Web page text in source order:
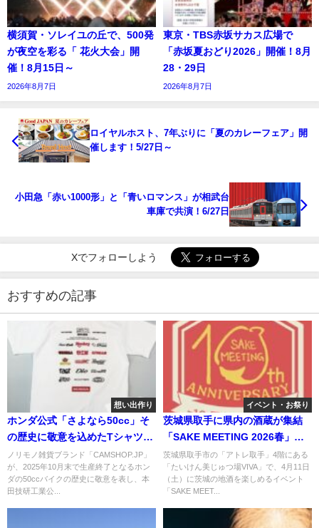
横須賀・ソレイユの丘で、500発
が夜空を彩る「 花火大会」開
催！8月15日～
2026年8月7日
東京・TBS赤坂サカス広場で
「赤坂夏おどり2026」開催！8月
28・29日
2026年8月7日
ロイヤルホスト、7年ぶりに「夏のカレーフェア」開
催します！5/27日～
小田急「赤い1000形」と「青いロマンス」が相武台
車庫で共演！6/27日
Xでフォローしよう
おすすめの記事
想い出作り
ホンダ公式「さよなら50cc」そ
の歴史に敬意を込めたTシャツ発
売
ノリモノ雑貨ブランド「CAMSHOP.JP」
が、2025年10月末で生産終了となるホン
ダの50ccバイクの歴史に敬意を表し、本
田技研工業公...
イベント・お祭り
茨城県取手に県内の酒蔵が集結
「SAKE MEETING 2026春」開
催！ 4/11日
茨城県取手市の「アトレ取手」4階にある
「たいけん美じゅつ場VIVA」で、4月11日
（土）に茨城の地酒を楽しめるイベント
「SAKE MEET...